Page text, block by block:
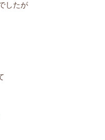
したが